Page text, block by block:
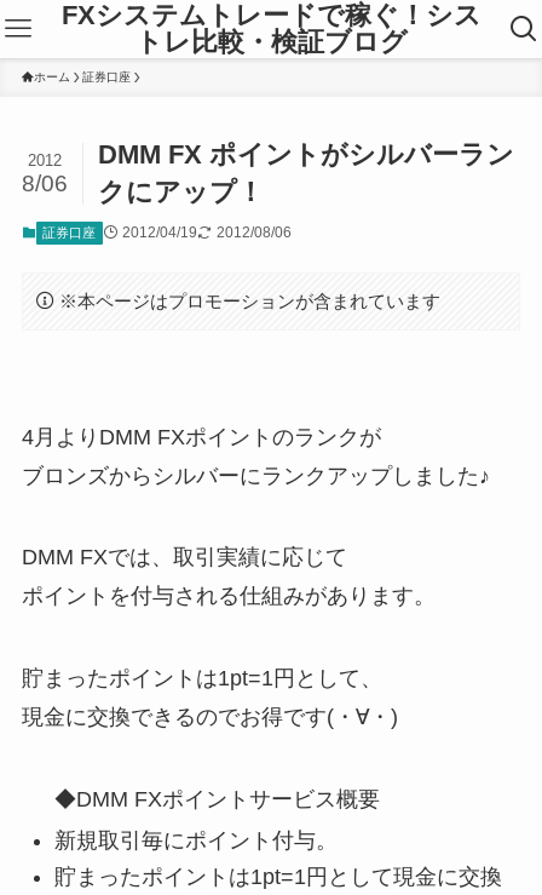
FXシステムトレードで稼ぐ！シス
トレ比較・検証ブログ
ホーム 証券口座
DMM FX ポイントがシルバーラン
クにアップ！
2012
8/06
証券口座 2012/04/19 2012/08/06
※本ページはプロモーションが含まれています
4月よりDMM FXポイントのランクが
ブロンズからシルバーにランクアップしました♪
DMM FXでは、取引実績に応じて
ポイントを付与される仕組みがあります。
貯まったポイントは1pt=1円として、
現金に交換できるのでお得です(・∀・)
◆DMM FXポイントサービス概要
新規取引毎にポイント付与。
貯まったポイントは1pt=1円として現金に交換